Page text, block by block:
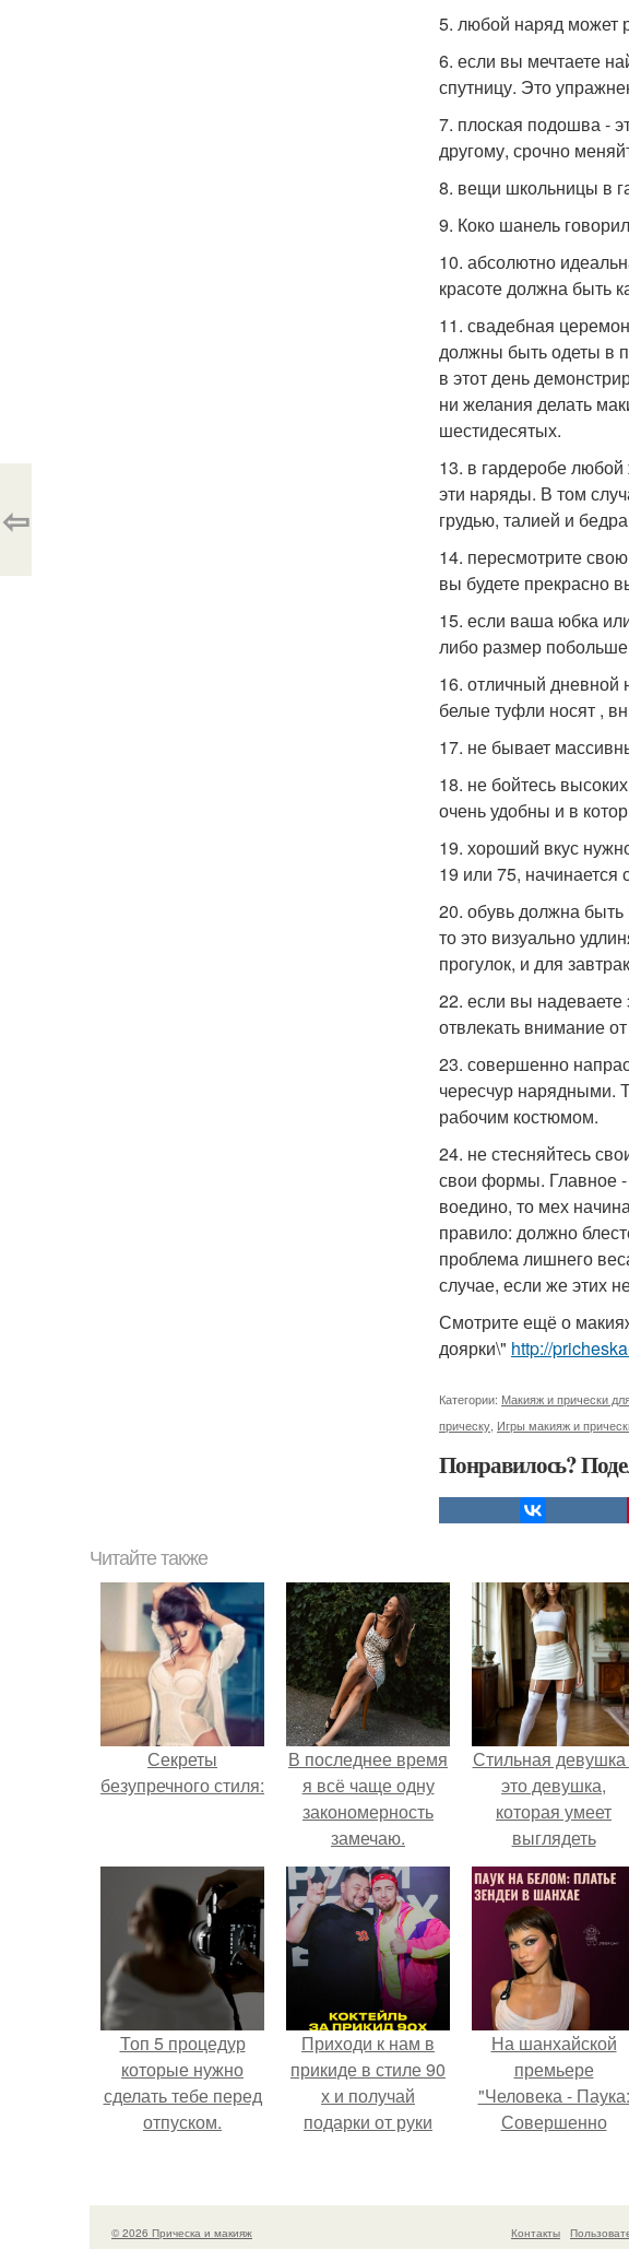
5. любой наряд может
6. если вы мечтаете
спутницу. Это
7. плоская подошва -
другому, срочно
8. вещи школьницы в
9. Коко шанель
10. абсолютно
красоте должна быть
11. свадебная
должны быть одеты в
в этот день
ни желания делать
шестидесятых.
13. в гардеробе
эти наряды. В том
грудью, талией и
14. пересмотрите
вы будете прекрасно
15. если ваша юбка
либо размер
16. отличный дневной
белые туфли носят ,
17. не бывает
18. не бойтесь
очень удобны и в
19. хороший вкус
19 или 75, начинается
20. обувь должна
то это визуально
прогулок, и для
22. если вы надеваете
отвлекать внимание
23. совершенно
чересчур нарядными.
рабочим костюмом.
24. не стесняйтесь
свои формы. Главное -
воедино, то мех
правило: должно
проблема лишнего
случае, если же этих
Смотрите ещё о
доярки\" http://
Категории: Макияж и прически
прическу Игры макияж и
Понравилось?
⇦
Читайте также
Секреты
безупречного стиля:
В последнее время
я всё чаще одну
закономерность
замечаю.
Стильная девушка
это девушка,
которая умеет
выглядеть
привлекательно и
элегантно в любои
ситуации.
Топ 5 процедур
которые нужно
сделать тебе перед
отпуском.
Приходи к нам в
прикиде в стиле 90
х и получай
подарки от руки
На шанхайской
премьере
"Человека - Паука:
Совершенно
просто очередной
наряд, а
© 2026 Прическа и макияж Контакты